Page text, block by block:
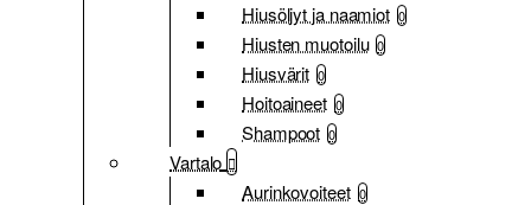
Hiusöljyt ja naamiot 0
Hiusten muotoilu 0
Hiusvärit 0
Hoitoaineet 0
Shampoot 0
Vartalo
Aurinkovoiteet 0